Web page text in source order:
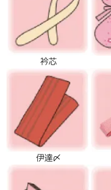
衿芯
伊達〆